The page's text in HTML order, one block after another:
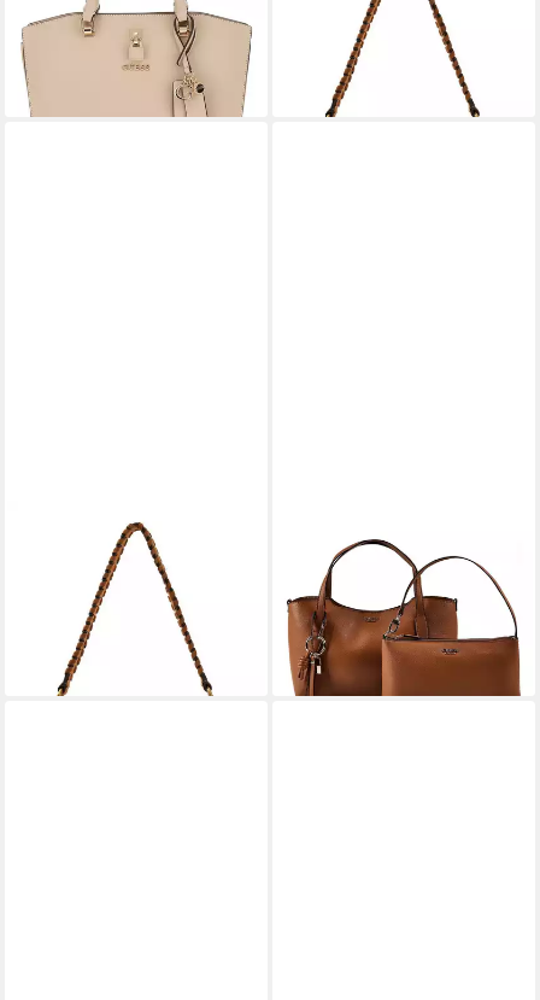
120,60 € UVP 155,00 €
-22%
lieferbar - in 2-3 Werktagen bei dir
echtem Leder
UVP 145,00 €
lieferbar - in 2-3 Werktagen bei dir
Schultertasche Hobo Bag, aus
echtem Leder
145,00 €
lieferbar - in 3-4 Werktagen bei dir
Schultertasche Melody,
Polyurethan
135,00 €
lieferbar - in 2-3 Werktagen bei dir